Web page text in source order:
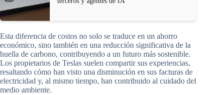
Esta diferencia de costos no solo se traduce en un ahorro
económico, sino también en una reducción significativa de la
huella de carbono, contribuyendo a un futuro más sostenible.
Los propietarios de Teslas suelen compartir sus experiencias,
resaltando cómo han visto una disminución en sus facturas de
electricidad y, al mismo tiempo, han contribuido al cuidado del
medio ambiente.